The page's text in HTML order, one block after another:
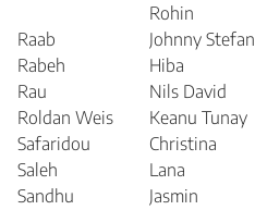
Rohin
Raab
Johnny Stefan
Rabeh
Hiba
Rau
Nils David
Roldan Weis
Keanu Tunay
Safaridou
Christina
Saleh
Lana
Sandhu
Jasmin